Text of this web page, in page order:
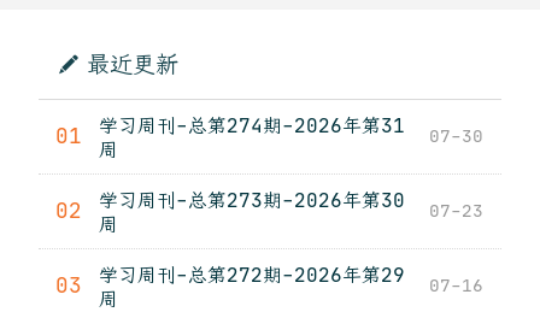
最近更新
01
学习周刊-总第274期-2026年第31
周
07-30
02
学习周刊-总第273期-2026年第30
周
07-23
03
学习周刊-总第272期-2026年第29
周
07-16